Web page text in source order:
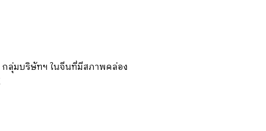
กลุ่มบริษัทฯ ในจีนที่มีสภาพคล่อง